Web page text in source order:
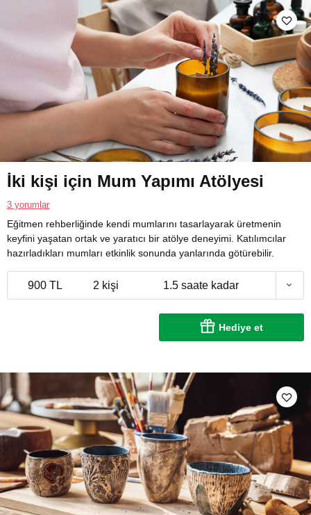
İki kişi için Mum Yapımı Atölyesi
3 yorumlar
Eğitmen rehberliğinde kendi mumlarını tasarlayarak üretmenin
keyfini yaşatan ortak ve yaratıcı bir atölye deneyimi. Katılımcılar
hazırladıkları mumları etkinlik sonunda yanlarında götürebilir.
900 TL 2 kişi 1.5 saate kadar
Hediye et